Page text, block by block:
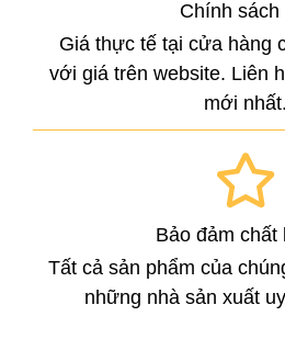
Chính sách
Giá thực tế tại cửa hàng
với giá trên website. Liên
mới nhất.
Bảo đảm chất
Tất cả sản phẩm của
những nhà sản xuất